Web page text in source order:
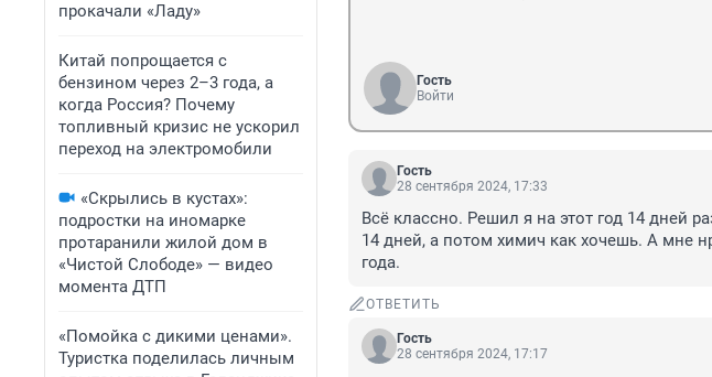
прокачали «Ладу»
Китай попрощается с
бензином через 2–3 года, а
когда Россия? Почему
топливный кризис не ускорил
переход на электромобили
«Скрылись в кустах»:
подростки на иномарке
протаранили жилой дом в
«Чистой Слободе» — видео
момента ДТП
«Помойка с дикими ценами».
Туристка поделилась личным
Гость
Войти
Гость
28 сентября 2024, 17:33
Всё классно. Решил я на этот год 14 дней
14 дней, а потом химич как хочешь. А мне
года.
ОТВЕТИТЬ
Гость
28 сентября 2024, 17:17